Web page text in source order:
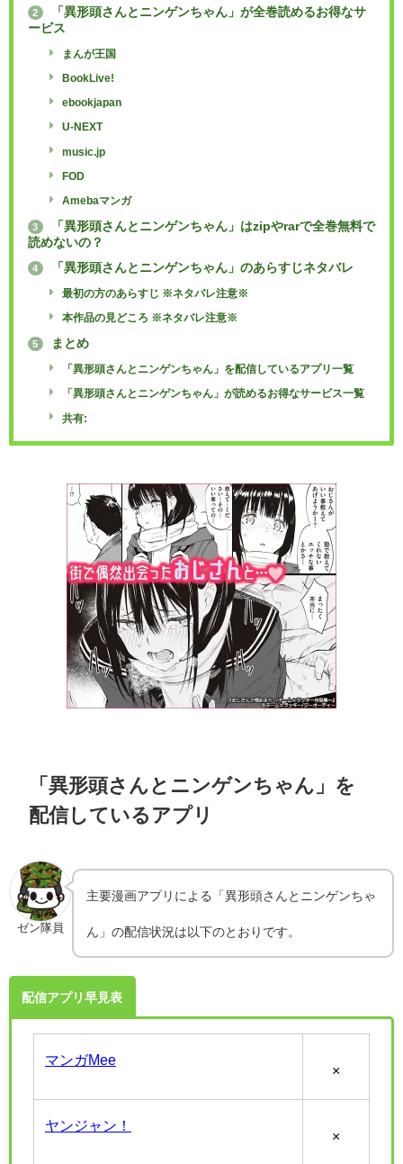
2
「異形頭さんとニンゲンちゃん」が全巻読めるお得なサ
ービス
まんが王国
BookLive!
ebookjapan
U-NEXT
music.jp
FOD
Amebaマンガ
3
「異形頭さんとニンゲンちゃん」はzipやrarで全巻無料で
読めないの？
4 「異形頭さんとニンゲンちゃん」のあらすじネタバレ
最初の方のあらすじ ※ネタバレ注意※
本作品の見どころ ※ネタバレ注意※
5 まとめ
「異形頭さんとニンゲンちゃん」を配信しているアプリ一覧
「異形頭さんとニンゲンちゃん」が読めるお得なサービス一覧
共有:
「異形頭さんとニンゲンちゃん」を
配信しているアプリ
ゼン隊員
主要漫画アプリによる「異形頭さんとニンゲンちゃ
ん」の配信状況は以下のとおりです。
配信アプリ早見表
マンガMee
×
ヤンジャン！
×